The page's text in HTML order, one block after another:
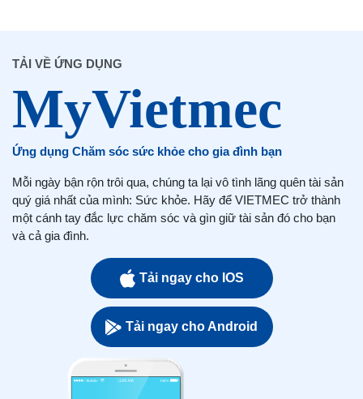
TẢI VỀ ỨNG DỤNG
Ứng dụng Chăm sóc sức khỏe cho gia đình bạn
Mỗi ngày bận rộn trôi qua, chúng ta lại vô tình lãng quên tài sản
quý giá nhất của mình: Sức khỏe. Hãy để VIETMEC trở thành
một cánh tay đắc lực chăm sóc và gìn giữ tài sản đó cho bạn
và cả gia đình.
Tải ngay cho IOS
Tải ngay cho Android